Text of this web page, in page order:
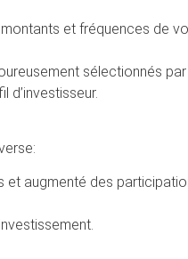
et fréquences de
sélectionnés par
d’investisseur.
et augmenté des